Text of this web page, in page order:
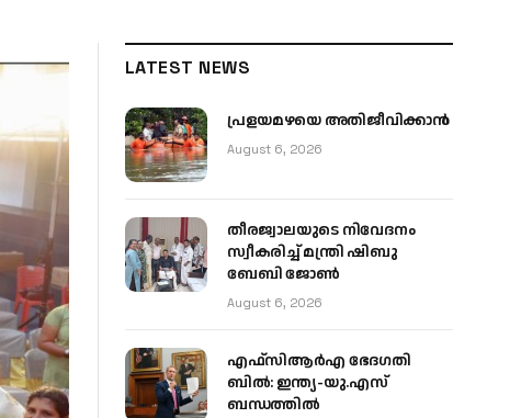
LATEST NEWS
പ്രളയമഴയെ അതിജീവിക്കാന്‍
August 6, 2026
തീരജ്വാലയുടെ നിവേദനം
സ്വീകരിച്ച് മന്ത്രി ഷിബു
ബേബി ജോൺ
August 6, 2026
എഫ്‌സിആർഎ ഭേദഗതി
ബിൽ: ഇന്ത്യ-യു.എസ്
ബന്ധത്തിൽ